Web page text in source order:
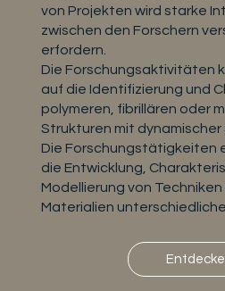
von Projekten wird starke
zwischen den Forschern
erfordern.
Die Forschungsaktivitäten
auf die Identifizierung und
polymeren, fibrillären oder
Strukturen mit dynamischer
Die Forschungstätigkeiten
die Entwicklung,
Modellierung von
Materialien